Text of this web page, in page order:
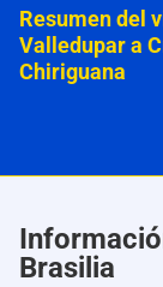
Resumen del
Valledupar a
Chiriguana
Brasilia